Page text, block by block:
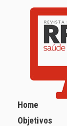
Home
Objetivos